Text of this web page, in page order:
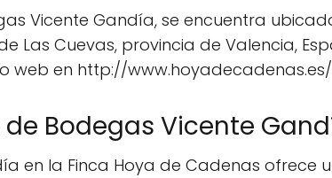
Vicente Gandía, se encuentra
Las Cuevas, provincia de Valencia,
web en http://
Bodegas Vicente
en la Finca Hoya de Cadenas ofrece